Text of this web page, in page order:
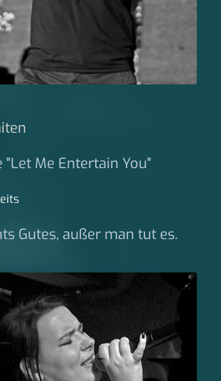
"Let Me Entertain You"
Gutes, außer man tut es.